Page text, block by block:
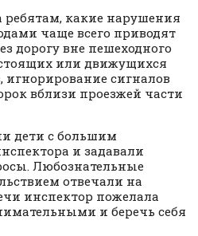
какие нарушения
чаще всего приводят
дорогу вне пешеходного
или движущихся
игнорирование сигналов
вблизи проезжей части
дети с большим
и задавали
Любознательные
отвечали на
инспектор пожелала
и беречь себя